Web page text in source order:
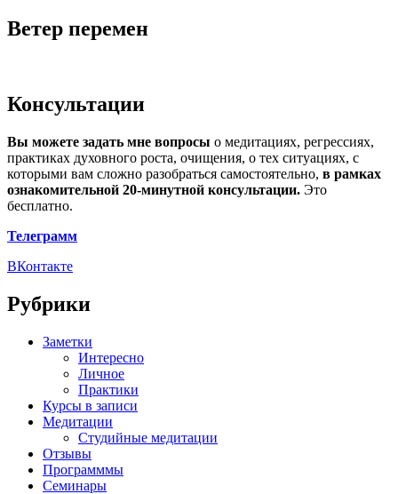
Ветер перемен
Консультации
Вы можете задать мне вопросы о медитациях, регрессиях,
практиках духовного роста, очищения, о тех ситуациях, с
которыми вам сложно разобраться самостоятельно, в рамках
ознакомительной 20-минутной консультации. Это
бесплатно.
Телеграмм
ВКонтакте
Рубрики
Заметки
Интересно
Личное
Практики
Курсы в записи
Медитации
Студийные медитации
Отзывы
Программмы
Семинары